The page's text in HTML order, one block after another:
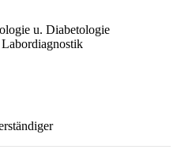
u. Diabetologie